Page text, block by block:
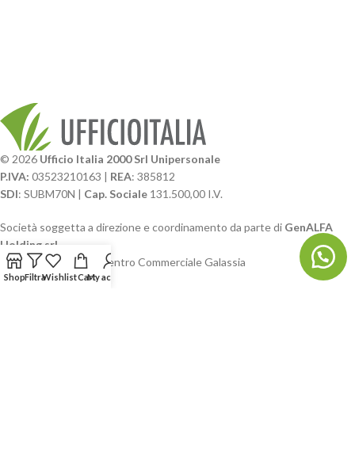
© 2026 Ufficio Italia 2000 Srl Unipersonale
P.IVA: 03523210163 | REA: 385812
SDI: SUBM70N | Cap. Sociale 131.500,00 I.V.
Società soggetta a direzione e coordinamento da parte di GenALFA
Holding srl
Via A. Ponti n. 4 – Centro Commerciale Galassia
24126 Bergamo
ShopFiltraWishlistCartMy account